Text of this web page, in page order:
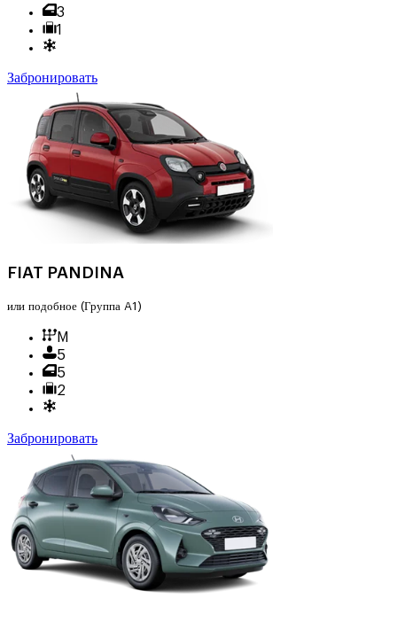
3
1
Забронировать
FIAT PANDINA
или подобное (Группа A1)
M
5
5
2
Забронировать